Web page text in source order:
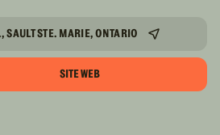
SAULT STE. MARIE, ONTARIO
SITE WEB